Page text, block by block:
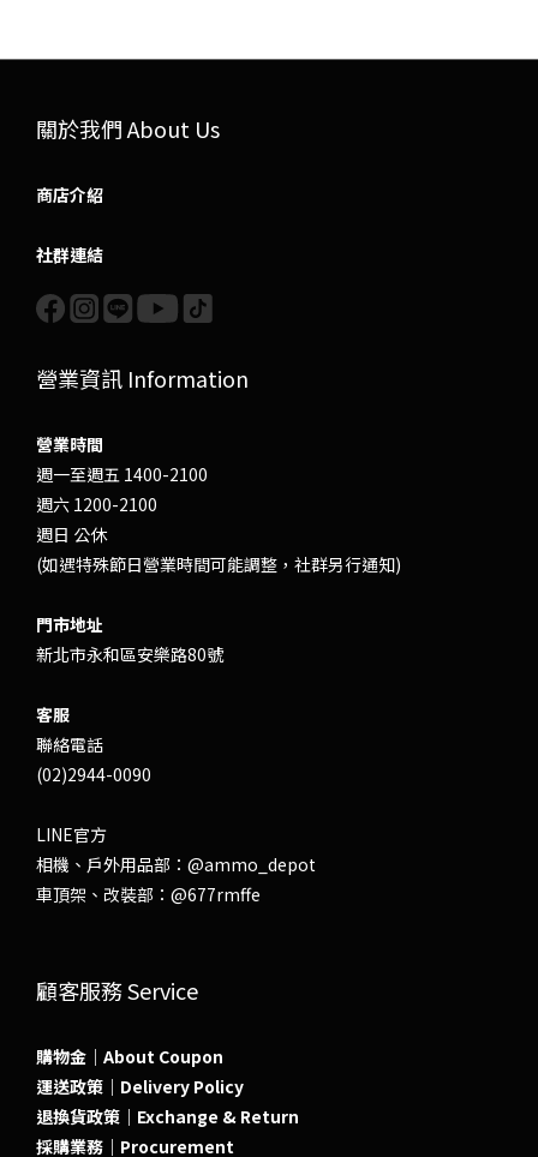
關於我們 About Us
商店介紹
社群連結
營業資訊 Information
營業時間
週一至週五 1400-2100
週六 1200-2100
週日 公休
(如遇特殊節日營業時間可能調整，社群另行通知)
門市地址
新北市永和區安樂路80號
客服
聯絡電話
(02)2944-0090
LINE官方
相機、戶外用品部： @ammo_depot
車頂架、改裝部： @677rmffe
顧客服務 Service
購物金｜About Coupon
運送政策｜Delivery Policy
退換貨政策｜Exchange & Return
採購業務｜Procurement